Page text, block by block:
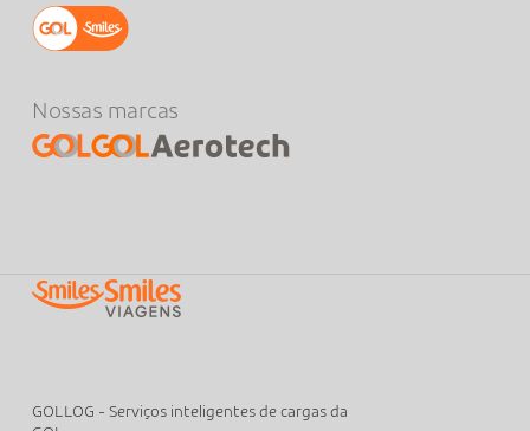
Nossas marcas
GOLLOG - Serviços inteligentes de cargas da